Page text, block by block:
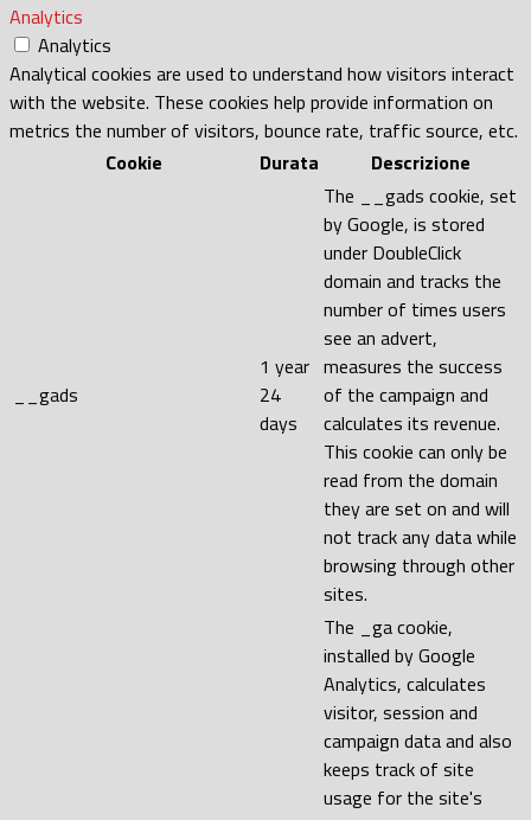
Analytics
Analytics
Analytical cookies are used to understand how visitors interact
with the website. These cookies help provide information on
metrics the number of visitors, bounce rate, traffic source, etc.
Cookie
Durata Descrizione
__gads
1 year
24
days
The __gads cookie, set
by Google, is stored
under DoubleClick
domain and tracks the
number of times users
see an advert,
measures the success
of the campaign and
calculates its revenue.
This cookie can only be
read from the domain
they are set on and will
not track any data while
browsing through other
sites.
The _ga cookie,
installed by Google
Analytics, calculates
visitor, session and
campaign data and also
keeps track of site
usage for the site's